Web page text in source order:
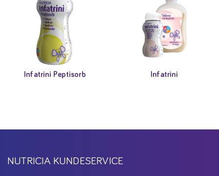
Infatrini Peptisorb Infatrini
NUTRICIA KUNDESERVICE